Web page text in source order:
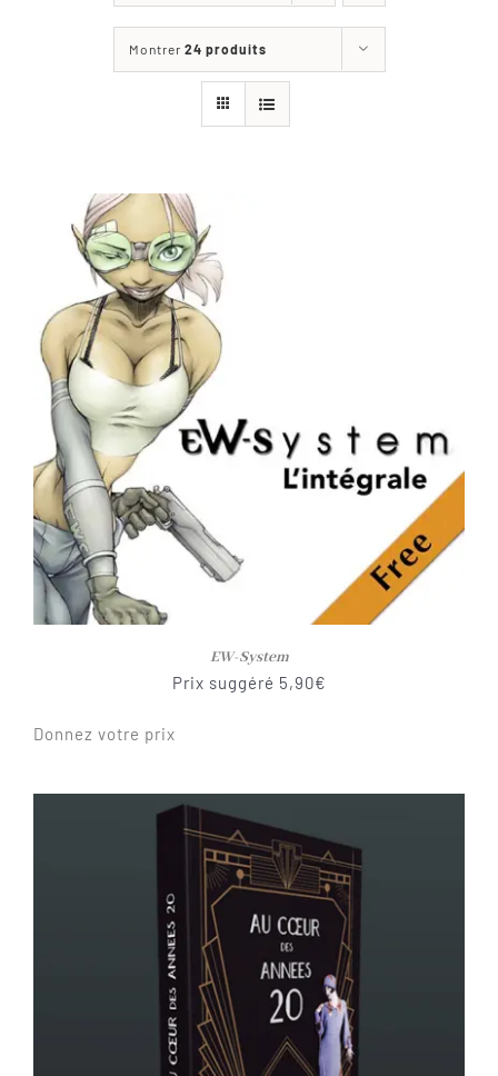
Contact
Montrer 24 produits
EW-System
Prix suggéré 5,90€
Donnez votre prix